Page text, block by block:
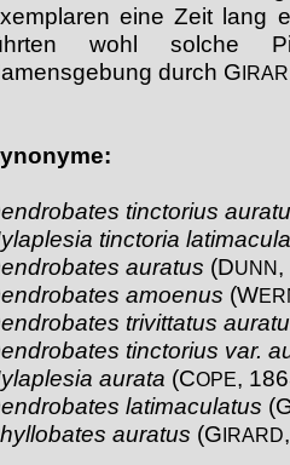
eine Zeit lang
wohl solche
durch G
tinctorius
tinctoria
auratus (DUNN,
amoenus (W
trivittatus
tinctorius var.
aurata (COPE,
latimaculatus
auratus (GIRARD